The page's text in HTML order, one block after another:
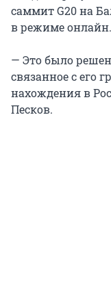
саммит G20 на
в режиме онлайн.
— Это было
связанное с его
нахождения в
Песков.